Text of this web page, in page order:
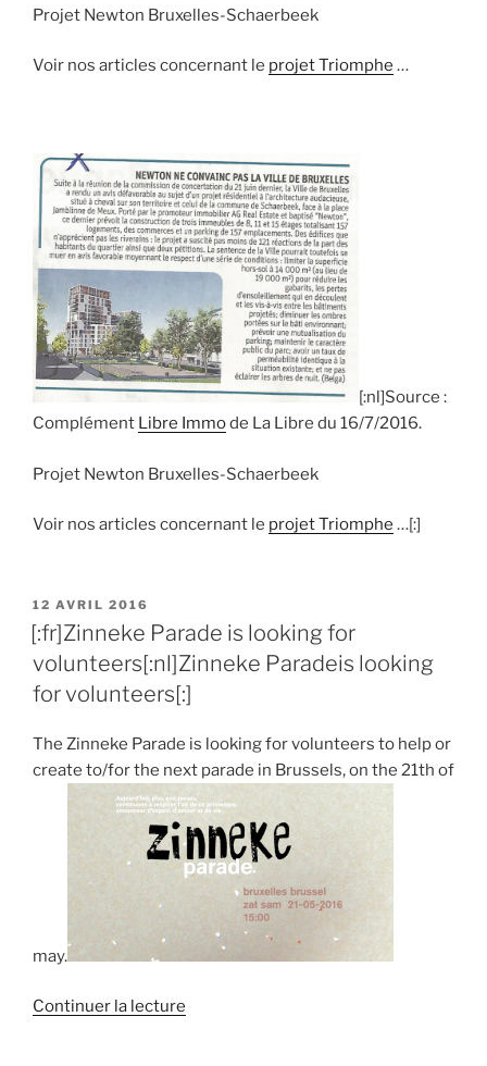
Projet Newton Bruxelles-Schaerbeek
Voir nos articles concernant le projet Triomphe …
[:nl]Source :
Complément Libre Immode La Libre du 16/7/2016.
Projet Newton Bruxelles-Schaerbeek
Voir nos articles concernant le projet Triomphe …[:]
PUBLIÉ
LE
12 AVRIL 2016
[:fr]Zinneke Parade is looking for
volunteers[:nl]Zinneke Paradeis looking
for volunteers[:]
The Zinneke Parade is looking for volunteers to help or
create to/for the next parade in Brussels, on the 21th of
may.
Continuer la lecture